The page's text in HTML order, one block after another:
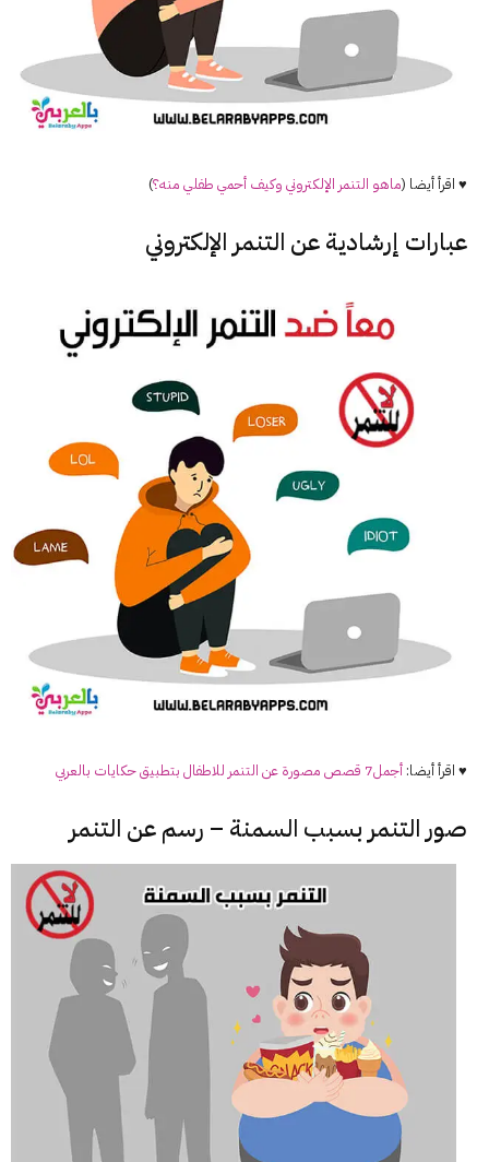
♥ اقرأ أيضا (ماهو التنمر الإلكتروني وكيف أحمي طفلي منه؟)
عبارات إرشادية عن التنمر الإلكتروني
♥ اقرأ أيضا: أجمل7 قصص مصورة عن التنمر للاطفال بتطبيق حكايات بالعربي
صور التنمر بسبب السمنة – رسم عن التنمر